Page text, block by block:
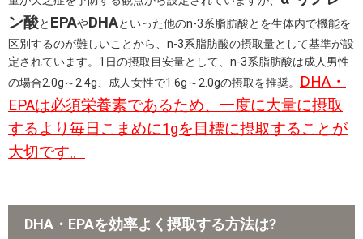
ン酸と EPAやDHAといった他のn-3系脂肪酸とを生体内で機能を
区別するのが難しいことから、n-3系脂肪酸の摂取量として基準が設
定されています。1日の摂取目安量として、n-3系脂肪酸は成人男性
の場合2.0g～2.4g、成人女性で1.6g～2.0gの摂取を推奨。
DHA・
EPAは必須栄養素であるため、一度に大量に摂取
するより毎日こまめに1gを目標に摂取することが
大切です。
DHA・EPAを効率よく摂取する方法は?